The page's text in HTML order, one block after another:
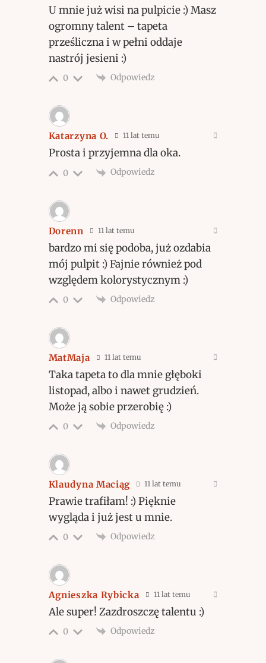
U mnie już wisi na pulpicie :) Masz
ogromny talent – tapeta
prześliczna i w pełni oddaje
nastrój jesieni :)
0 Odpowiedz
Katarzyna O. 11 lat temu
Prosta i przyjemna dla oka.
0 Odpowiedz
Dorenn 11 lat temu
bardzo mi się podoba, już ozdabia
mój pulpit :) Fajnie również pod
względem kolorystycznym :)
0 Odpowiedz
MatMaja 11 lat temu
Taka tapeta to dla mnie głęboki
listopad, albo i nawet grudzień.
Może ją sobie przerobię :)
0 Odpowiedz
Klaudyna Maciąg 11 lat temu
Prawie trafiłam! :) Pięknie
wygląda i już jest u mnie.
0 Odpowiedz
Agnieszka Rybicka 11 lat temu
Ale super! Zazdroszczę talentu :)
0 Odpowiedz